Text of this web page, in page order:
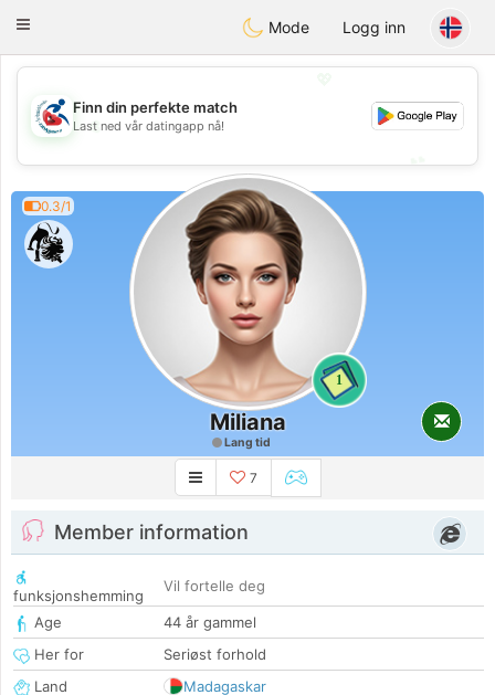
Handi Space
Toggle
Mode Logg inn
💖
💕
Finn din perfekte match
Last ned vår datingapp nå!
0.3/1
1
Miliana
Lang tid
7
Member information
funksjonshemming
Vil fortelle deg
Age
44 år gammel
Her for
Seriøst forhold
Land
Madagaskar